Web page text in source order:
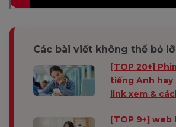
Các bài viết không thể bỏ lỡ
[TOP 20+]
tiếng Anh
link xem &
[TOP 9+] web